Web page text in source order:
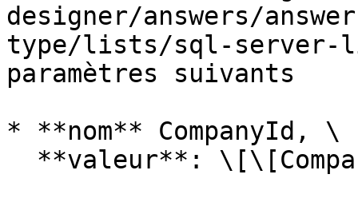
designer/answers/
type/lists/sql-server-
paramètres suivants
* **nom** CompanyId, \